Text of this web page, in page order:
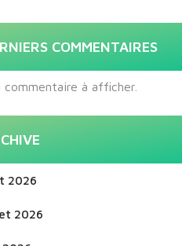
COMMENTAIRES
commentaire à afficher.
2026
2026